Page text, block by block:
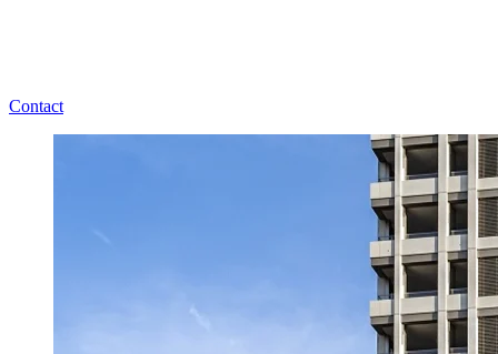
Contact